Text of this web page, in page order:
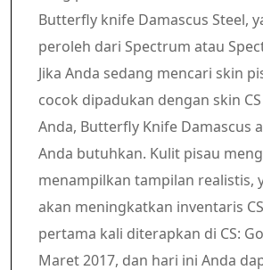
Butterfly knife Damascus Steel,
peroleh dari Spectrum atau
Jika Anda sedang mencari skin
cocok dipadukan dengan skin
Anda, Butterfly Knife Damascus
Anda butuhkan. Kulit pisau
menampilkan tampilan realistis,
akan meningkatkan inventaris
pertama kali diterapkan di CS:
Maret 2017, dan hari ini Anda